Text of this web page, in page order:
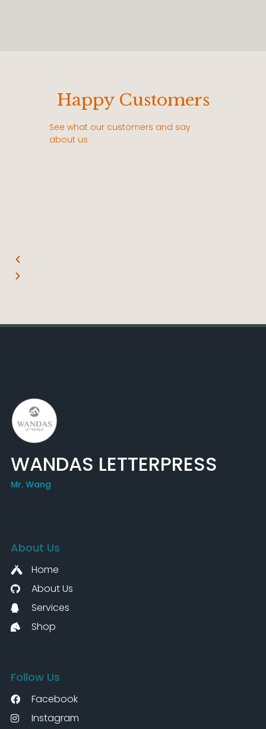
Happy Customers
See what our customers and say
about us
WANDAS LETTERPRESS
Mr. Wang
About Us
Home
About Us
Services
Shop
Follow Us
Facebook
Instagram